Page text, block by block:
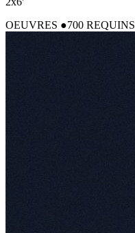
OEUVRES
700 REQUINS